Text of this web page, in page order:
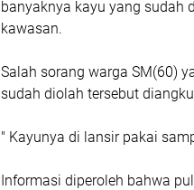
banyaknya kayu yang sudah
kawasan.
Salah sorang warga SM(60)
sudah diolah tersebut
" Kayunya di lansir pakai
Informasi diperoleh bahwa